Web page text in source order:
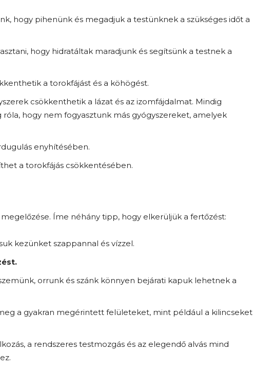
hogy pihenünk és megadjuk a testünknek a szükséges időt a
hogy hidratáltak maradjunk és segítsünk a testnek a
a torokfájást és a köhögést.
csökkenthetik a lázat és az izomfájdalmat. Mindig
hogy nem fogyasztunk más gyógyszereket, amelyek
enyhítésében.
a torokfájás csökkentésében.
Íme néhány tipp, hogy elkerüljük a fertőzést:
kezünket szappannal és vízzel.
orrunk és szánk könnyen bejárati kapuk lehetnek a
a gyakran megérintett felületeket, mint például a kilincseket
a rendszeres testmozgás és az elegendő alvás mind